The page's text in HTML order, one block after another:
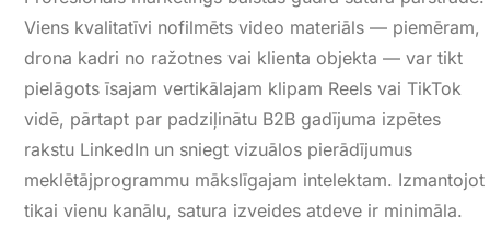
Viens kvalitatīvi nofilmēts video materiāls — piemēram,
drona kadri no ražotnes vai klienta objekta — var tikt
pielāgots īsajam vertikālajam klipam Reels vai TikTok
vidē, pārtapt par padziļinātu B2B gadījuma izpētes
rakstu LinkedIn un sniegt vizuālos pierādījumus
meklētājprogrammu mākslīgajam intelektam. Izmantojot
tikai vienu kanālu, satura izveides atdeve ir minimāla.